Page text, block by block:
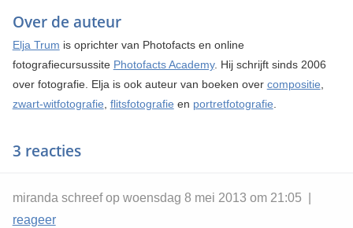
Over de auteur
Elja Trum is oprichter van Photofacts en online
fotografiecursussite Photofacts Academy. Hij schrijft sinds 2006
over fotografie. Elja is ook auteur van boeken over compositie
zwart-witfotografie flitsfotografie en portretfotografie
3 reacties
miranda schreef op woensdag 8 mei 2013 om 21:05 |
reageer